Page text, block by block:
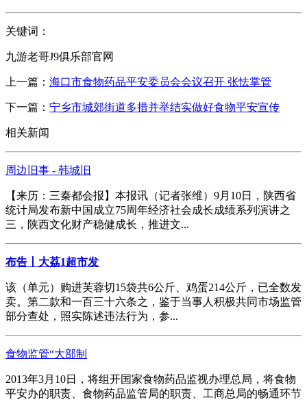
关键词：
九游老哥J9俱乐部官网
上一篇： 海口市食物药品平安委员会会议召开 张怯掌管
下一篇： 宁乡市城郊街道多措并举结实做好食物平安宣传
相关新闻
周边旧事 - 韩城旧
【来历：三秦都会报】本报讯（记者张维）9月10日，陕西省
统计局发布新中国成立75周年经济社会成长成绩系列演讲之
三，陕西文化财产稳健成长，推进文...
布告丨大荔1超市发
该（单元）购进芙蓉切15袋共6公斤、鸡蛋214公斤，已全数发
卖。第二款和一百三十六条之，鉴于当事人积极共同市场监管
部分查处，照实陈述违法行为，参...
食物监管“大部制
2013年3月10日，将组开国家食物药品监视办理总局，将食物
平安办的职责、食物药品监管局的职责、工商总局的畅通环节